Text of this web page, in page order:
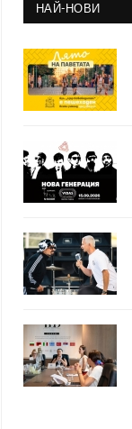
НАЙ-НОВИ